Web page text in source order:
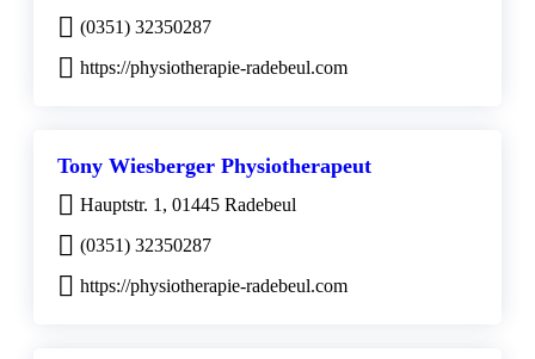
(0351) 32350287
https://physiotherapie-radebeul.com
Tony Wiesberger Physiotherapeut
Hauptstr. 1, 01445 Radebeul
(0351) 32350287
https://physiotherapie-radebeul.com